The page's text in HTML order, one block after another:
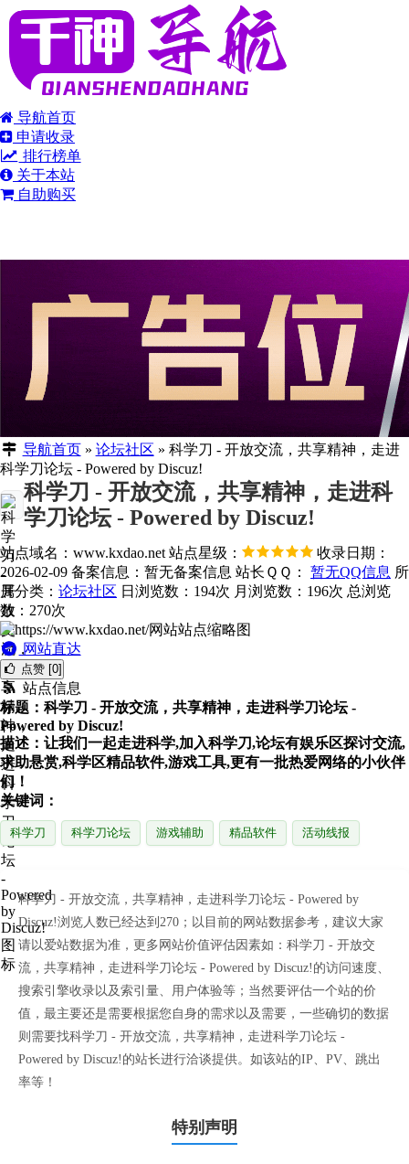
导航首页
申请收录
排行榜单
关于本站
自助购买
导航首页» 论坛社区 » 科学刀 - 开放交流，共享精神，走进
科学刀论坛 - Powered by Discuz!
科学刀 - 开放交流，共享精神，走进科
学刀论坛 - Powered by Discuz!
站点域名：www.kxdao.net 站点星级：
收录日期：
2026-02-09 备案信息： 暂无备案信息 站长ＱＱ： 暂无QQ信息 所
属分类： 论坛社区 日浏览数：194次 月浏览数：196次 总浏览
数：270次
网站直达
点赞 [0]
站点信息
标题：科学刀 - 开放交流，共享精神，走进科学刀论坛 -
Powered by Discuz!
描述：让我们一起走进科学,加入科学刀,论坛有娱乐区探讨交流,
求助悬赏,科学区精品软件,游戏工具,更有一批热爱网络的小伙伴
们！
关键词：
科学刀 科学刀论坛 游戏辅助 精品软件 活动线报
科学刀 - 开放交流，共享精神，走进科学刀论坛 - Powered by
Discuz!浏览人数已经达到270；以目前的网站数据参考，建议大家
请以爱站数据为准，更多网站价值评估因素如：科学刀 - 开放交
流，共享精神，走进科学刀论坛 - Powered by Discuz!的访问速度、
搜索引擎收录以及索引量、用户体验等；当然要评估一个站的价
值，最主要还是需要根据您自身的需求以及需要，一些确切的数据
则需要找科学刀 - 开放交流，共享精神，走进科学刀论坛 -
Powered by Discuz!的站长进行洽谈提供。如该站的IP、PV、跳出
率等！
特别声明